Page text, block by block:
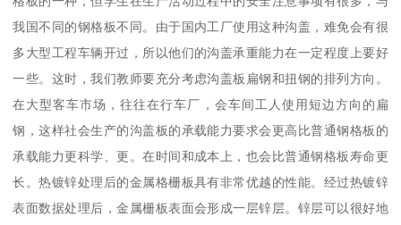
我国不同的钢格板不同。由于国内工厂使用这种沟盖，难免会有很
多大型工程车辆开过，所以他们的沟盖承重能力在一定程度上要好
一些。这时，我们教师要充分考虑沟盖板扁钢和扭钢的排列方向。
在大型客车市场，往往在行车厂，会车间工人使用短边方向的扁
钢，这样社会生产的沟盖板的承载能力要求会更高比普通钢格板的
承载能力更科学、更。在时间和成本上，也会比普通钢格板寿命更
长。热镀锌处理后的金属格栅板具有非常优越的性能。经过热镀锌
表面数据处理后，金属栅板表面会形成一层锌层。锌层可以很好地